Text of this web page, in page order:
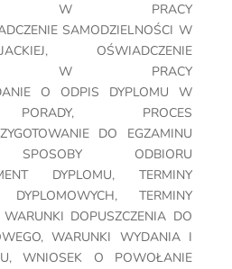
W PRACY
SAMODZIELNOŚCI W
,
OŚWIADCZENIE
W PRACY
O ODPIS DYPLOMU W
PORADY,
PROCES
DO EGZAMINU
SPOSOBY ODBIORU
DYPLOMU,
TERMINY
,
TERMINY
WARUNKI DOPUSZCZENIA DO
, WARUNKI WYDANIA I
,
WNIOSEK O POWOŁANIE